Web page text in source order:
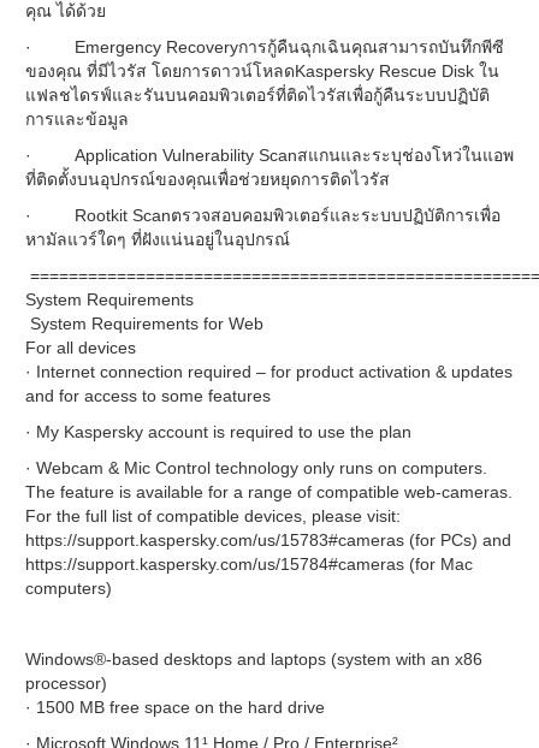
คุณ ได้ด้วย
· Emergency Recoveryการกู้คืนฉุกเฉินคุณสามารถบันทึกพีซี
ของคุณ ที่มีไวรัส โดยการดาวน์โหลดKaspersky Rescue Disk ใน
แฟลชไดรฟ์และรันบนคอมพิวเตอร์ที่ติดไวรัสเพื่อกู้คืนระบบปฏิบัติ
การและข้อมูล
· Application Vulnerability Scanสแกนและระบุช่องโหว่ในแอพ
ที่ติดตั้งบนอุปกรณ์ของคุณเพื่อช่วยหยุดการติดไวรัส
· Rootkit Scanตรวจสอบคอมพิวเตอร์และระบบปฏิบัติการเพื่อ
หามัลแวร์ใดๆ ที่ฝังแน่นอยู่ในอุปกรณ์
System Requirements
System Requirements for Web
For all devices
· Internet connection required – for product activation & updates
and for access to some features
· My Kaspersky account is required to use the plan
· Webcam & Mic Control technology only runs on computers.
The feature is available for a range of compatible web-cameras.
For the full list of compatible devices, please visit:
https://support.kaspersky.com/us/15783#cameras (for PCs) and
https://support.kaspersky.com/us/15784#cameras (for Mac
computers)
Windows®-based desktops and laptops (system with an x86
processor)
· 1500 MB free space on the hard drive
· Microsoft Windows 11¹ Home / Pro / Enterprise²